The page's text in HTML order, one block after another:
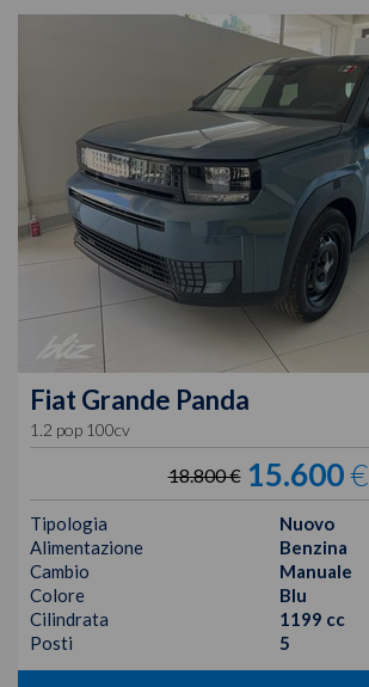
Fiat Grande Panda
1.2 pop 100cv
18.800 € 15.600€
Tipologia
Nuovo
Alimentazione
Benzina
Cambio
Manuale
Colore
Blu
Cilindrata
1199 cc
Posti
5